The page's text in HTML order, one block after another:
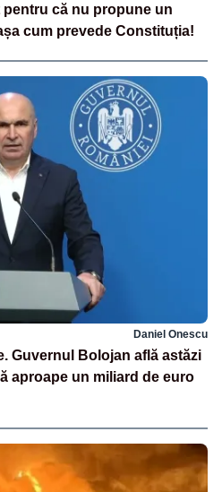
că nu propune un
cum prevede Constituția!
Daniel Onescu
Guvernul Bolojan află astăzi
aproape un miliard de euro